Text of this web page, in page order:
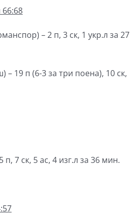
– 2 п, 3 ск, 1 укр.л за 27
– 19 п (6-3 за три поена), 10 ск,
7 ск, 5 ас, 4 изг.л за 36 мин.